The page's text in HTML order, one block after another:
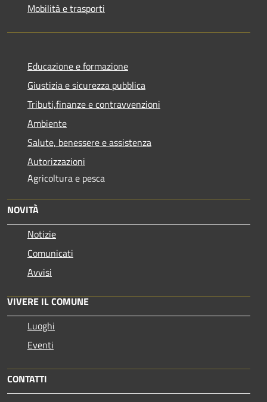
Mobilità e trasporti
Educazione e formazione
Giustizia e sicurezza pubblica
Tributi,finanze e contravvenzioni
Ambiente
Salute, benessere e assistenza
Autorizzazioni
Agricoltura e pesca
NOVITÀ
Notizie
Comunicati
Avvisi
VIVERE IL COMUNE
Luoghi
Eventi
CONTATTI